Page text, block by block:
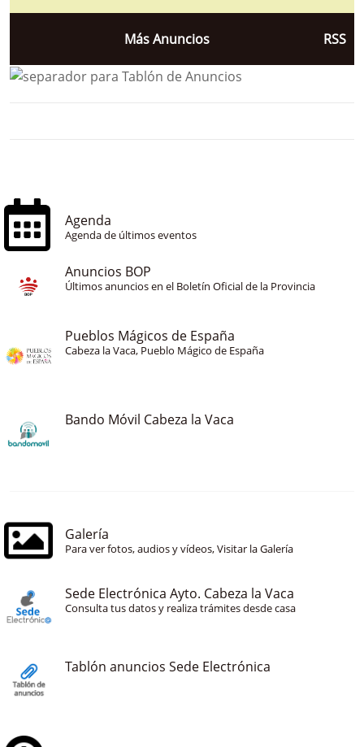
Más Anuncios RSS
Agenda
Agenda de últimos eventos
Anuncios BOP
Últimos anuncios en el Boletín Oficial de la Provincia
Pueblos Mágicos de España
Cabeza la Vaca, Pueblo Mágico de España
Bando Móvil Cabeza la Vaca
Galería
Para ver fotos, audios y vídeos, Visitar la Galería
Sede Electrónica Ayto. Cabeza la Vaca
Consulta tus datos y realiza trámites desde casa
Tablón anuncios Sede Electrónica